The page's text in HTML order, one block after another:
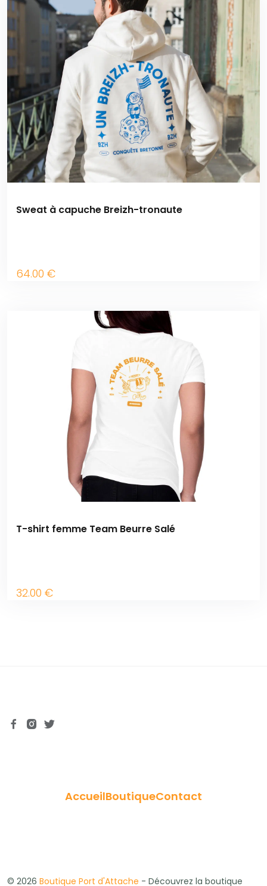
Sweat à capuche Breizh-tronaute
64.00 €
T-shirt femme Team Beurre Salé
32.00 €
AccueilBoutiqueContact
© 2026 Boutique Port d'Attache - Découvrez la boutique